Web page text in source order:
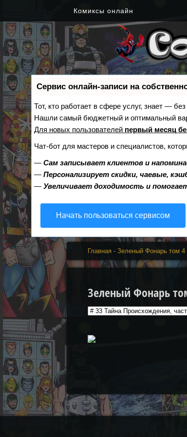
Комиксы онлайн
Сервис онлайн-записи на
Тот, кто работает в сфере услуг, знает —
Нашли самый бюджетный и оптимальный
Для новых пользователей первый месяц
Чат-бот для мастеров и специалистов,
— Сам записывает клиентов и
— Персонализирует скидки, чаевые,
— Увеличивает доходимость и
Начать пользоваться сервисом
Главная- Зеленый Фонарь том 4
Зеленый Фонарь